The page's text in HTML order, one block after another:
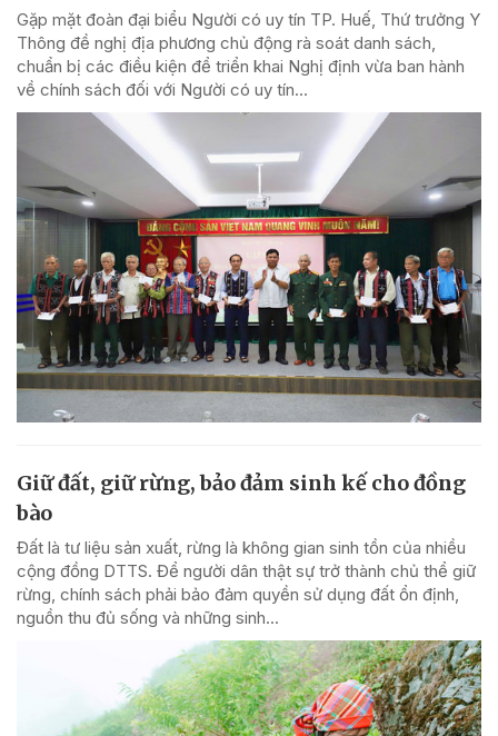
Gặp mặt đoàn đại biểu Người có uy tín TP. Huế, Thứ trưởng Y
Thông đề nghị địa phương chủ động rà soát danh sách,
chuẩn bị các điều kiện để triển khai Nghị định vừa ban hành
về chính sách đối với Người có uy tín...
Giữ đất, giữ rừng, bảo đảm sinh kế cho đồng
bào
Đất là tư liệu sản xuất, rừng là không gian sinh tồn của nhiều
cộng đồng DTTS. Để người dân thật sự trở thành chủ thể giữ
rừng, chính sách phải bảo đảm quyền sử dụng đất ổn định,
nguồn thu đủ sống và những sinh...